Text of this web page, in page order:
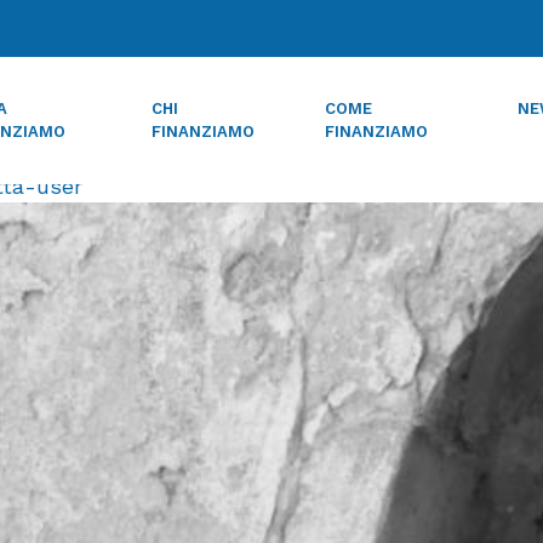
CHI
FINANZIAMO
COME
FINANZIAMO
Bpb 10 mila euro ai Cre
user